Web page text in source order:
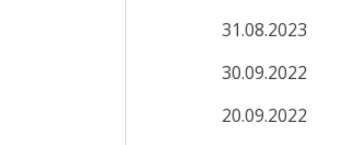
31.08.2023
30.09.2022
20.09.2022